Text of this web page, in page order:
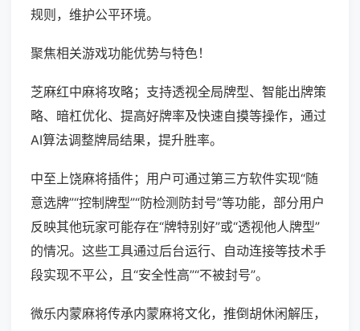
规则，维护公平环境。
聚焦相关游戏功能优势与特色！
芝麻红中麻将攻略；支持透视全局牌型、智能出牌策
略、暗杠优化、提高好牌率及快速自摸等操作，通过
AI算法调整牌局结果，提升胜率。
中至上饶麻将插件；用户可通过第三方软件实现“随
意选牌”“控制牌型”“防检测防封号”等功能，部分用户
反映其他玩家可能存在“牌特别好”或“透视他人牌型”
的情况。这些工具通过后台运行、自动连接等技术手
段实现不平公，且“安全性高”“不被封号”。
微乐内蒙麻将传承内蒙麻将文化，推倒胡休闲解压，